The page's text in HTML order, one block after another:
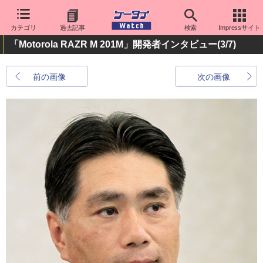
カテゴリ 過去記事 検索 Impressサイト
「Motorola RAZR M 201M」開発者インタビュー(3/7)
前の画像 次の画像